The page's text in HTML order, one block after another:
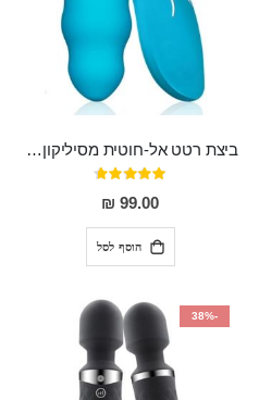
ביצת רטט אל-חוטית מסיליקון רפואי בגודל של 8 ס"מ ורוחב 3 ס"מ בעלת 20 מהירויות שונות "ENKI"
דירוג:
93%
99.00 ₪
הוסף לסל
-38%